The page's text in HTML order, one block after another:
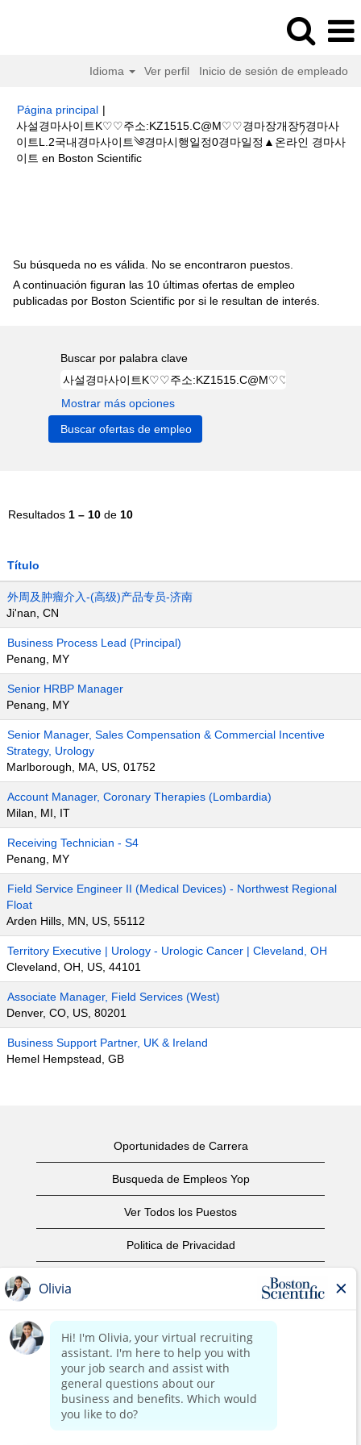
Idioma Ver perfil Inicio de sesión de empleado
Página principal |
사설경마사이트K♡♡주소:KZ1515.C@M♡♡경마장개장ཏ경마사
이트L.2국내경마사이트༄경마시행일정0경마일정▲온라인 경마사
이트 en Boston Scientific(página
Su búsqueda no es válida. No se encontraron puestos.
A continuación figuran las 10 últimas ofertas de empleo
publicadas por Boston Scientific por si le resultan de interés.
Buscar por palabra clave
Mostrar más opciones
Resultados 1 – 10 de 10
Título
外周及肿瘤介入-(高级)产品专员-济南
Ji'nan, CN
Business Process Lead (Principal)
Penang, MY
Senior HRBP Manager
Penang, MY
Senior Manager, Sales Compensation & Commercial Incentive
Strategy, Urology
Marlborough, MA, US, 01752
Account Manager, Coronary Therapies (Lombardia)
Milan, MI, IT
Receiving Technician - S4
Penang, MY
Field Service Engineer II (Medical Devices) - Northwest Regional
Float
Arden Hills, MN, US, 55112
Territory Executive | Urology - Urologic Cancer | Cleveland, OH
Cleveland, OH, US, 44101
Associate Manager, Field Services (West)
Denver, CO, US, 80201
Business Support Partner, UK & Ireland
Hemel Hempstead, GB
Oportunidades de Carrera
Busqueda de Empleos Yop
Ver Todos los Puestos
Politica de Privacidad
Aviso de Derechos de Autor
Contáctenos
Oficinas Centrales